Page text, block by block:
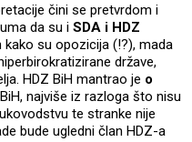
čini se pretvrdom i
da su i SDA i HDZ
su opozicija (!?), mada
države,
HDZ BiH mantrao je o
najviše iz razloga što nisu
te stranke nije
bude ugledni član HDZ-a